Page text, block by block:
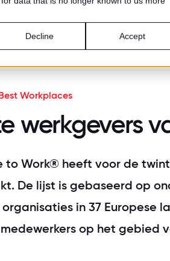
Accept
Decline
verhaal
Ons team
bij
Nieuws
Workplaces
werkgevers
to Work® heeft voor de
De lijst is gebaseerd op
in 37 Europese
op het gebied